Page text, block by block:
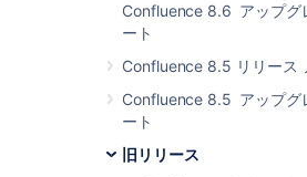
Confluence 8.6 アップグ
ート
Confluence 8.5 リリース
Confluence 8.5 アップグ
ート
旧リリース
アニメーション スクリーンショ
でのインライン コメントの操作。